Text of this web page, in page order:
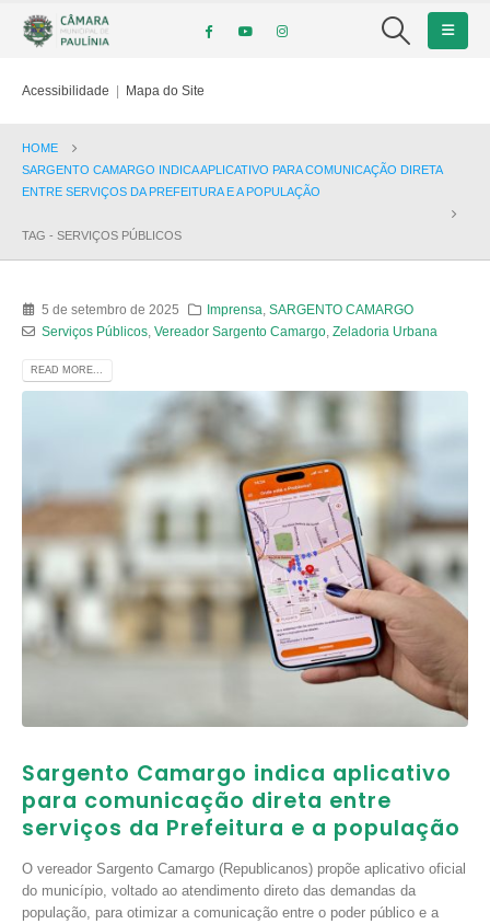
Acessibilidade | Mapa do Site
HOME
SARGENTO CAMARGO INDICA APLICATIVO PARA COMUNICAÇÃO DIRETA
ENTRE SERVIÇOS DA PREFEITURA E A POPULAÇÃO
TAG - SERVIÇOS PÚBLICOS
5 de setembro de 2025 Imprensa ,SARGENTO CAMARGO
Serviços Públicos, Vereador Sargento Camargo, Zeladoria Urbana
READ MORE...
Sargento Camargo indica aplicativo
para comunicação direta entre
serviços da Prefeitura e a população
O vereador Sargento Camargo (Republicanos) propõe aplicativo oficial
do município, voltado ao atendimento direto das demandas da
população, para otimizar a comunicação entre o poder público e a